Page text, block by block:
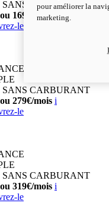
SANS CARBURANT
169€/mois i
le
SANS CARBURANT
279€/mois i
le
SANS CARBURANT
319€/mois i
le
pour améliorer la
marketing.